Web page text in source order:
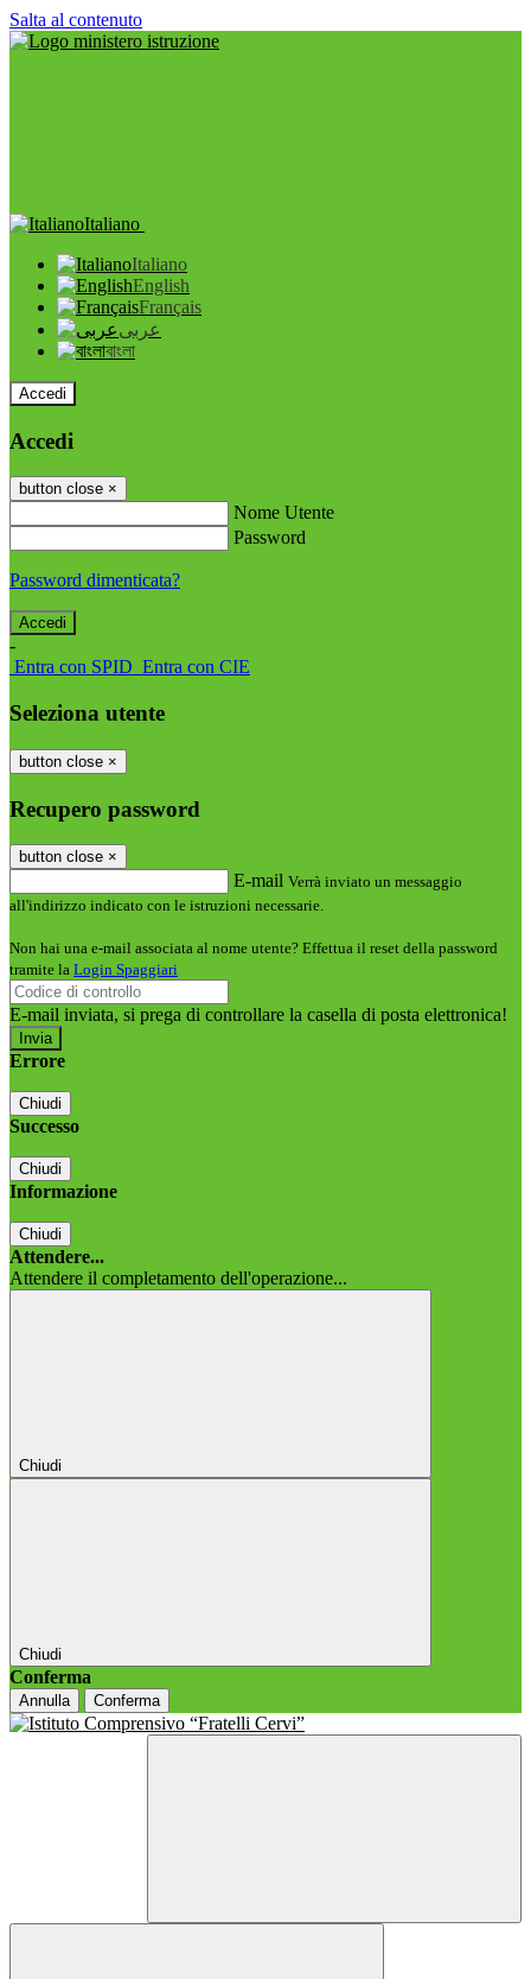
Salta al contenuto
Italiano
Italiano
English
Français
عربى
বাংলা
Accedi
Accedi
button close ×
Nome Utente
Password
Password dimenticata?
-
Entra con SPID Entra con CIE
Seleziona utente
button close ×
Recupero password
button close ×
E-mail Verrà inviato un messaggio
all'indirizzo indicato con le istruzioni necessarie.
Non hai una e-mail associata al nome utente? Effettua il reset della password
tramite la Login Spaggiari
E-mail inviata, si prega di controllare la casella di posta elettronica!
Errore
Chiudi
Successo
Chiudi
Informazione
Chiudi
Attendere...
Attendere il completamento dell'operazione...
Chiudi
Chiudi
Conferma
Annulla Conferma